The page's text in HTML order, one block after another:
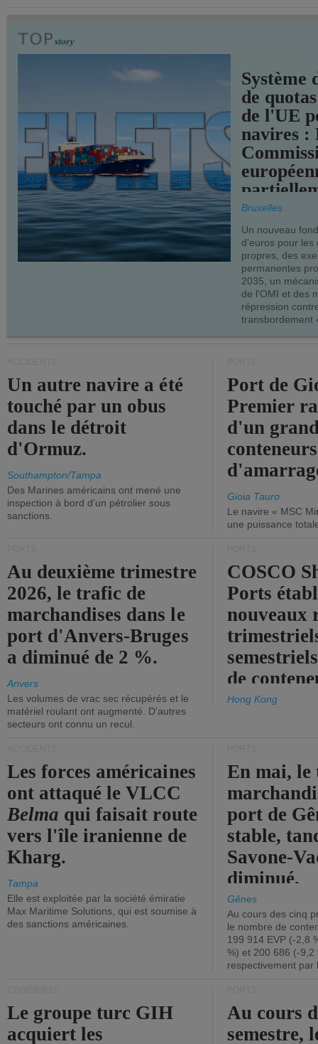
Système
de
de l'UE
navires :
Bruxelles
Un nouveau
d'euros pour les
propres, des
permanentes
2035, un
de l'OMI et des
répression
transbordement
Un autre navire a été
touché par un obus
dans le détroit
d'Ormuz.
Southampton/Tampa
Des Marines américains ont mené une
inspection à bord d'un pétrolier sous
sanctions.
Port de
Premier
d'un
Gioia Tauro
Le navire « MSC
une puissance
Au deuxième trimestre
2026, le trafic de
marchandises dans le
port d'Anvers-Bruges
a diminué de 2 %.
Anvers
Les volumes de vrac sec récupérés et le
matériel roulant ont augmenté. D'autres
secteurs ont connu un recul.
COSCO
Ports
nouveaux
de
Hong Kong
Les forces américaines
ont attaqué le VLCC
Belma qui faisait route
vers l'île iranienne de
Kharg.
Tampa
Elle est exploitée par la société émiratie
Max Maritime Solutions, qui est soumise à
des sanctions américaines.
En mai, le
port de
stable,
Savone-
diminué.
Gênes
Au cours des cinq
le nombre de
199 914 EVP (-2,8
%) et 200 686 (-9,2
respectivement par
Le groupe turc GIH
acquiert les
Au cours
semestre,